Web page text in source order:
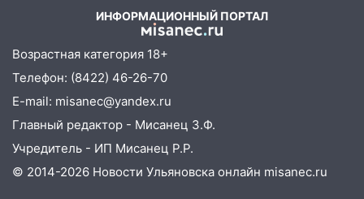
ИНФОРМАЦИОННЫЙ ПОРТАЛ
Возрастная категория 18+
Телефон: (8422) 46-26-70
E-mail: misanec@yandex.ru
Главный редактор - Мисанец З.Ф.
Учредитель - ИП Мисанец Р.Р.
© 2014-2026 Новости Ульяновска онлайн misanec.ru